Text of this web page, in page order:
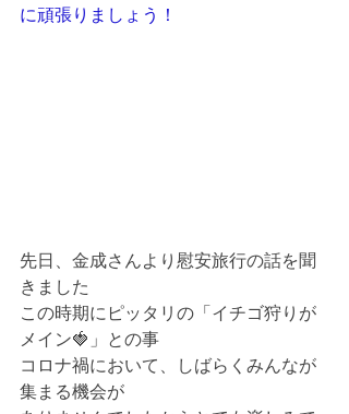
に頑張りましょう！
先日、金成さんより慰安旅行の話を聞
きました
この時期にピッタリの「イチゴ狩りが
メイン🍓」との事
コロナ禍において、しばらくみんなが
集まる機会が